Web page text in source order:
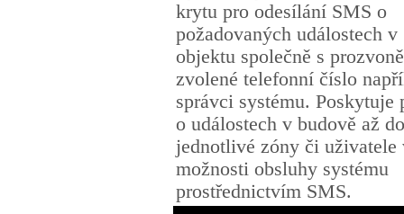
krytu pro odesílání SMS o
požadovaných událostech v
objektu společně s
zvolené telefonní číslo
správci systému. Poskytuje
o událostech v budově až do
jednotlivé zóny či uživatele
možnosti obsluhy systému
prostřednictvím SMS.